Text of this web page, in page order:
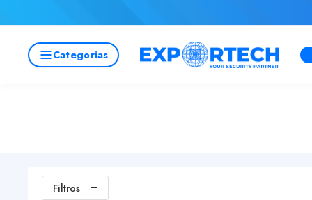
Categorias
Filtros